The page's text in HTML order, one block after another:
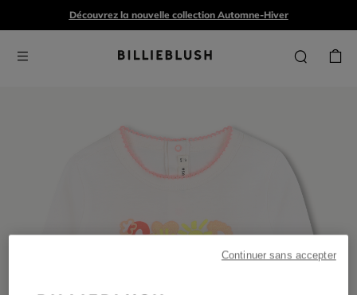
Découvrez la nouvelle collection Automne-Hiver
Continuer sans accepter